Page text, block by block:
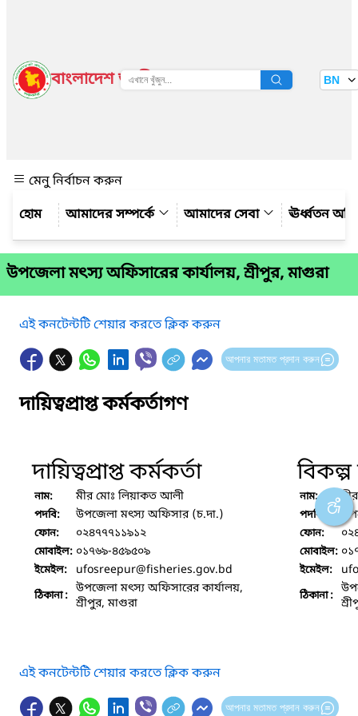
বাংলাদেশ জাতীয় তথ্য বাতায়ন BN
মেনু নির্বাচন করুন
আমাদের সম্পর্কে
আমাদের সেবা ঊর্ধ্বতন
উপজেলা মৎস্য অফিসারের কার্যালয়, শ্রীপুর, মাগুরা
এই কনটেন্টটি শেয়ার করতে ক্লিক করুন
আপনার মতামত প্রদান করুন
দায়িত্বপ্রাপ্ত কর্মকর্তাগণ
দায়িত্বপ্রাপ্ত কর্মকর্তা
নাম: মীর মোঃ লিয়াকত আলী
পদবি: উপজেলা মৎস্য অফিসার (চ.দা.)
ফোন: ০২৪৭৭৭১১৯১২
মোবাইল: ০১৭৬৯-৪৫৯৫০৯
ইমেইল: ufosreepur@fisheries.gov.bd
ঠিকানা : উপজেলা মৎস্য অফিসারের কার্যালয়,
শ্রীপুর, মাগুরা
বিকল্প
নাম:
পদবি:
ফোন:
মোবাইল:
ইমেইল:
ঠিকানা :
এই কনটেন্টটি শেয়ার করতে ক্লিক করুন
আপনার মতামত প্রদান করুন